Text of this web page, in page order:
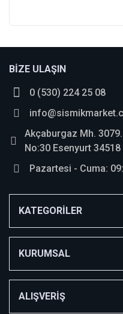
BİZE ULAŞIN
0 (530) 224 25 08
Akçaburgaz Mh.
No:30 Esenyurt
Pazartesi - Cuma:
KATEGORİLER
KURUMSAL
ALIŞVERİŞ